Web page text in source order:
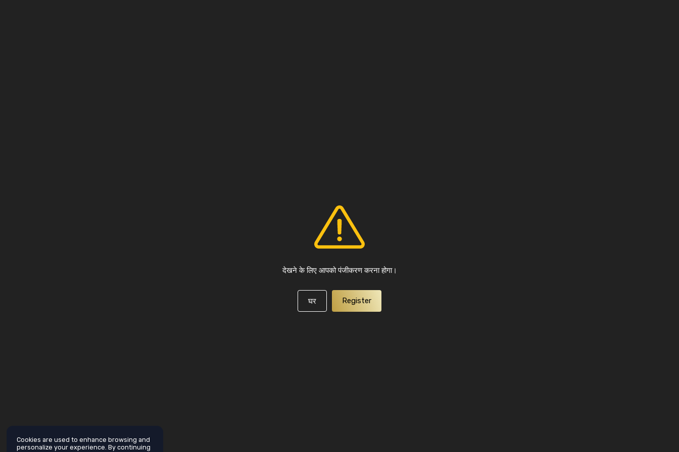
देखने के लिए आपको पंजीकरण करना होगा।
घर Register
Cookies are used to enhance browsing and
personalize your experience. By continuing